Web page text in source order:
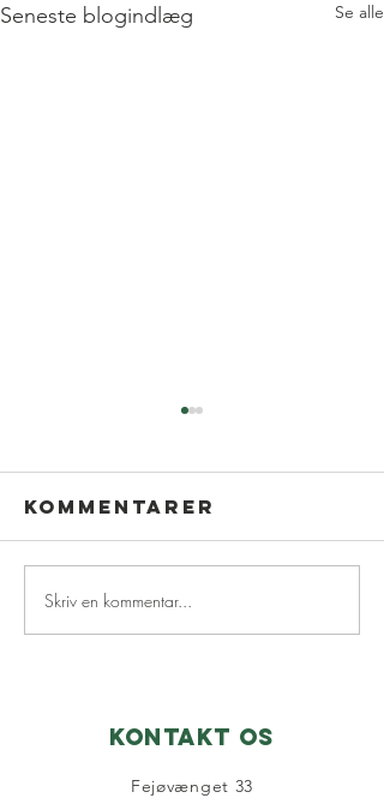
Seneste blogindlæg Se alle
Nyhedsbrev
juni☀️
Kommentarer
Skriv en kommentar...
Kontakt os
Fejøvænget 33